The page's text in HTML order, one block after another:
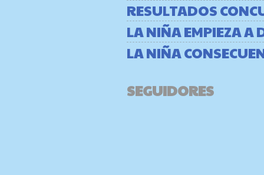
RESULTADOS
LA NIÑA EMPIEZA A
LA NIÑA
SEGUIDORES